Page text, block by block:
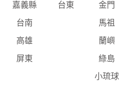
嘉義縣 台東 金門
台南 馬祖
高雄 蘭嶼
屏東 綠島
小琉球